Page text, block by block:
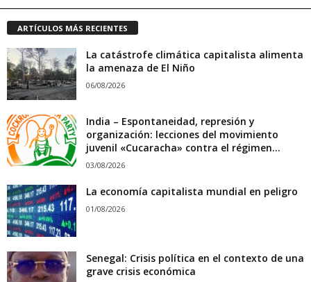
ARTÍCULOS MÁS RECIENTES
La catástrofe climática capitalista alimenta
la amenaza de El Niño
06/08/2026
India – Espontaneidad, represión y
organización: lecciones del movimiento
juvenil «Cucaracha» contra el régimen...
03/08/2026
La economía capitalista mundial en peligro
01/08/2026
Senegal: Crisis política en el contexto de una
grave crisis económica